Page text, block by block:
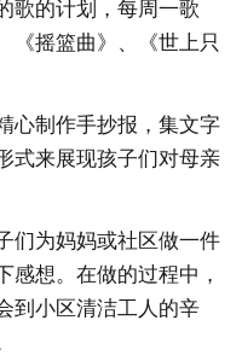
歌的计划，每周一歌
《摇篮曲》、《世上只
制作手抄报，集文字
式来展现孩子们对母亲
为妈妈或社区做一件
感想。在做的过程中，
到小区清洁工人的辛